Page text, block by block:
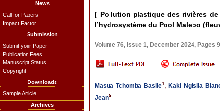
News
Call for Papers
Impact Factor
Submission
Submit your Paper
Publication Fees
Manuscript Status
Copyright
Downloads
Sample Article
Archives
[ Pollution plastique des rivières
l’hydrosystème du Pool Malebo
Volume 76, Issue 1, December 2024, Pages
Masua Tchomba Basile1, Kaki Ngisila
Jean5